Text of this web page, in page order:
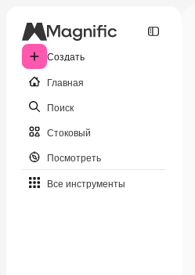
Создать
Главная
Поиск
Стоковый
Посмотреть
Все инструменты